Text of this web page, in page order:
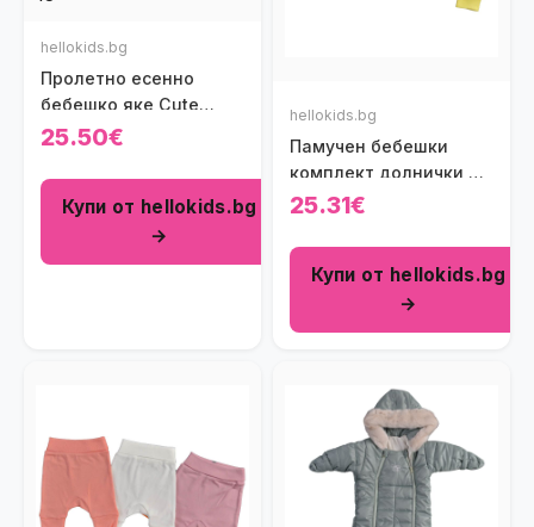
hellokids.bg
Пролетно есенно
бебешко яке Cute
Baby Mickey в розово
25.50€
Купи от hellokids.bg
→
hellokids.bg
Памучен бебешки
комплект долнички от
ОРГАНИЧЕН ПАМУК с
25.31€
Купи от hellokids.bg
→